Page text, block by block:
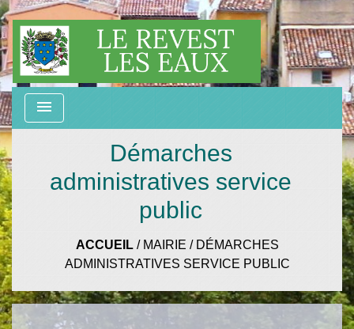
menu
Démarches
administratives service
public
ACCUEIL/ MAIRIE / DÉMARCHES
ADMINISTRATIVES SERVICE PUBLIC